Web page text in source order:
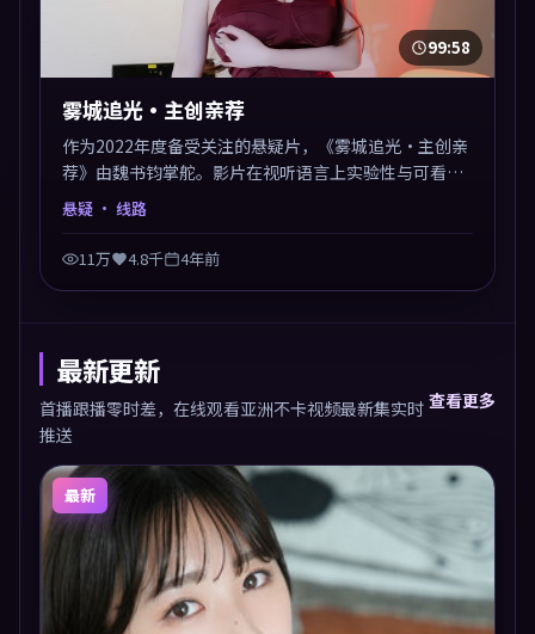
99:58
雾城追光·主创亲荐
作为2022年度备受关注的悬疑片，《雾城追光·主创亲
荐》由魏书钧掌舵。影片在视听语言上实验性与可看性
兼顾，人物关系错综复杂，后劲十足。美术与服化还原
悬疑 · 线路
11万 4.8千 4年前
最新更新
首播跟播零时差，在线观看亚洲不卡视频最新集实时
推送
查看更多
最新